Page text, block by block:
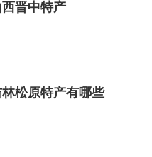
晋中特产
松原特产有哪些